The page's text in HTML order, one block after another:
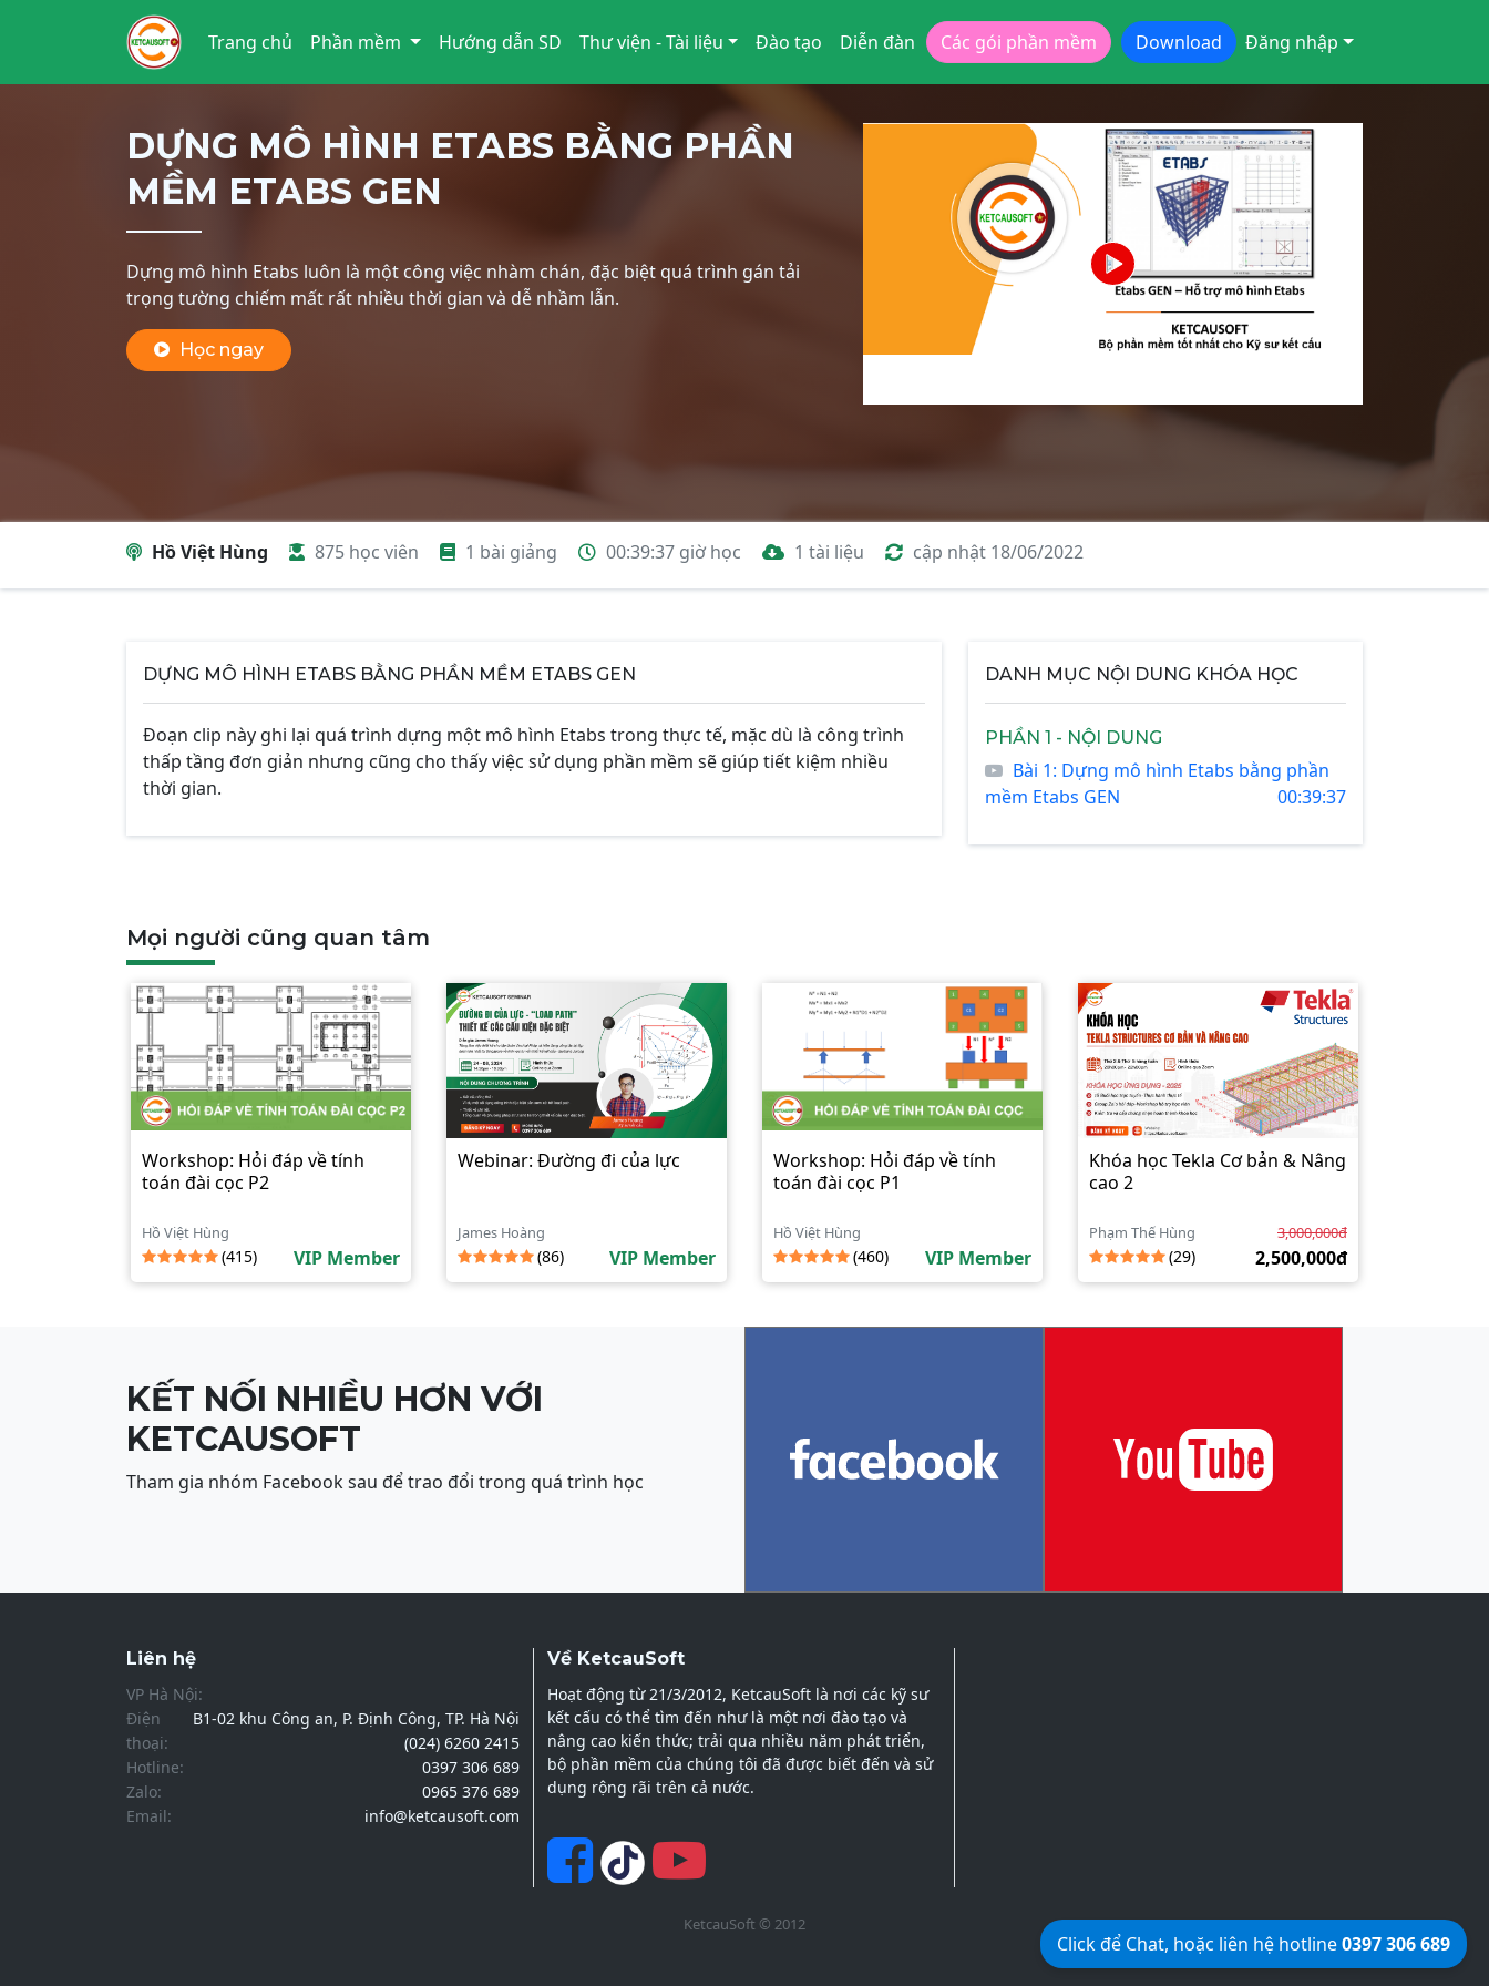
Trang chủ Phần mềm Hướng dẫn SD Thư viện - Tài liệu Đào tạo Diễn đàn Các gói phần mềm Download Đăng nhập
DỰNG MÔ HÌNH ETABS BẰNG PHẦN
MỀM ETABS GEN
Dựng mô hình Etabs luôn là một công việc nhàm chán, đặc biệt quá trình gán tải
trọng tường chiếm mất rất nhiều thời gian và dễ nhầm lẫn.
Học ngay
Hồ Việt Hùng 875 học viên 1 bài giảng 00:39:37 giờ học 1 tài liệu cập nhật 18/06/2022
DỰNG MÔ HÌNH ETABS BẰNG PHẦN MỀM ETABS GEN
Đoạn clip này ghi lại quá trình dựng một mô hình Etabs trong thực tế, mặc dù là công trình
thấp tầng đơn giản nhưng cũng cho thấy việc sử dụng phần mềm sẽ giúp tiết kiệm nhiều
thời gian.
DANH MỤC NỘI DUNG KHÓA HỌC
PHẦN 1 - NỘI DUNG
Bài 1: Dựng mô hình Etabs bằng phần
mềm Etabs GEN
00:39:37
Mọi người cũng quan tâm
Workshop: Hỏi đáp về tính
toán đài cọc P2
Hồ Việt Hùng
(415) VIP Member
Webinar: Đường đi của lực
James Hoàng
(86) VIP Member
Workshop: Hỏi đáp về tính
toán đài cọc P1
Hồ Việt Hùng
(460) VIP Member
Khóa học Tekla Cơ bản & Nâng
cao 2
Phạm Thế Hùng 3,000,000đ
(29) 2,500,000đ
KẾT NỐI NHIỀU HƠN VỚI
KETCAUSOFT
Tham gia nhóm Facebook sau để trao đổi trong quá trình học
Liên hệ
VP Hà Nội:
B1-02 khu Công an, P. Định Công, TP. Hà Nội
Điện
thoại:
(024) 6260 2415
Hotline:
0397 306 689
Zalo:
0965 376 689
Email:
info@ketcausoft.com
Về KetcauSoft
Hoạt động từ 21/3/2012, KetcauSoft là nơi các kỹ sư
kết cấu có thể tìm đến như là một nơi đào tạo và
nâng cao kiến thức; trải qua nhiều năm phát triển,
bộ phần mềm của chúng tôi đã được biết đến và sử
dụng rộng rãi trên cả nước.
KetcauSoft © 2012
Click để Chat, hoặc liên hệ hotline0397 306 689